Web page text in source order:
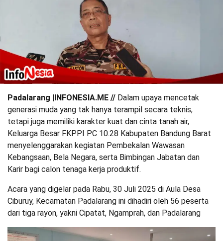
Padalarang |INFONESIA.ME // Dalam upaya mencetak
generasi muda yang tak hanya terampil secara teknis,
tetapi juga memiliki karakter kuat dan cinta tanah air,
Keluarga Besar FKPPI PC 10.28 Kabupaten Bandung Barat
menyelenggarakan kegiatan Pembekalan Wawasan
Kebangsaan, Bela Negara, serta Bimbingan Jabatan dan
Karir bagi calon tenaga kerja produktif.
Acara yang digelar pada Rabu, 30 Juli 2025 di Aula Desa
Ciburuy, Kecamatan Padalarang ini dihadiri oleh 56 peserta
dari tiga rayon, yakni Cipatat, Ngamprah, dan Padalarang